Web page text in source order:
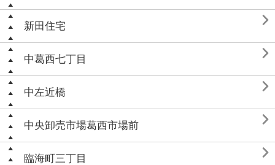
新田住宅 
中葛西七丁目 
中左近橋 
中央卸売市場葛西市場前 
臨海町三丁目 